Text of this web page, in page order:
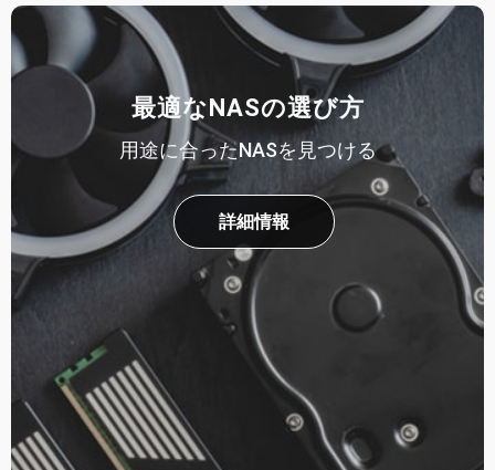
最適なNASの選び方
用途に合ったNASを見つける
詳細情報